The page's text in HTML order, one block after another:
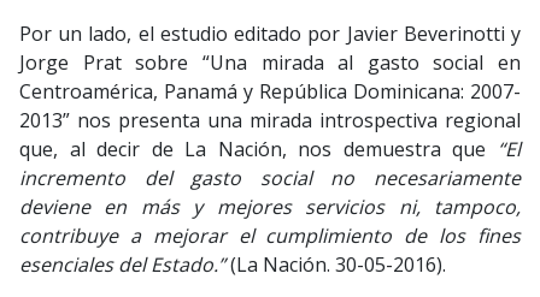
Por un lado, el estudio editado por Javier Beverinotti y
Jorge Prat sobre “Una mirada al gasto social en
Centroamérica, Panamá y República Dominicana: 2007-
2013” nos presenta una mirada introspectiva regional
que, al decir de La Nación, nos demuestra que “El
incremento del gasto social no necesariamente
deviene en más y mejores servicios ni, tampoco,
contribuye a mejorar el cumplimiento de los fines
esenciales del Estado.”(La Nación. 30-05-2016).